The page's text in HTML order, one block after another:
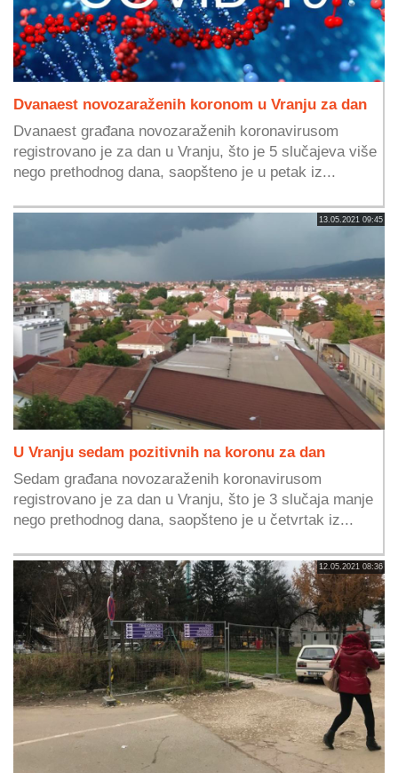
Dvanaest novozaraženih koronom u Vranju za dan
Dvanaest građana novozaraženih koronavirusom
registrovano je za dan u Vranju, što je 5 slučajeva više
nego prethodnog dana, saopšteno je u petak iz...
13.05.2021 09:45
U Vranju sedam pozitivnih na koronu za dan
Sedam građana novozaraženih koronavirusom
registrovano je za dan u Vranju, što je 3 slučaja manje
nego prethodnog dana, saopšteno je u četvrtak iz...
12.05.2021 08:36